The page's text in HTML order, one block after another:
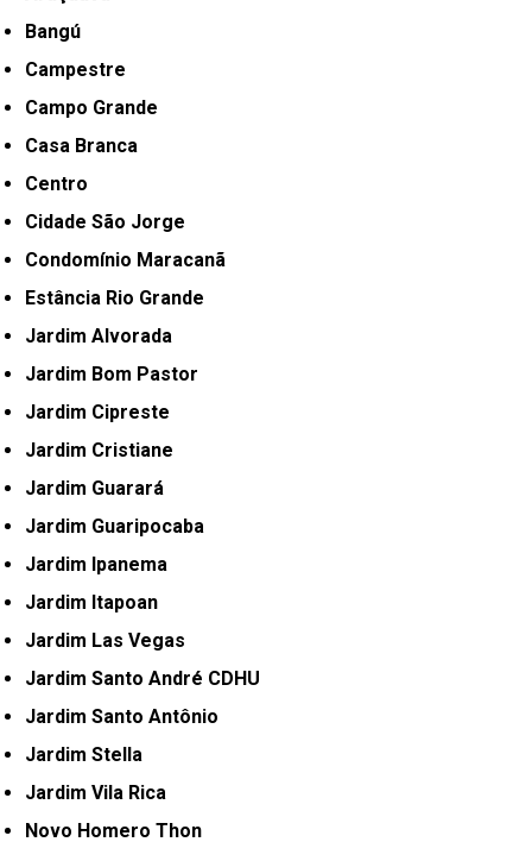
Bangú
Campestre
Campo Grande
Casa Branca
Centro
Cidade São Jorge
Condomínio Maracanã
Estância Rio Grande
Jardim Alvorada
Jardim Bom Pastor
Jardim Cipreste
Jardim Cristiane
Jardim Guarará
Jardim Guaripocaba
Jardim Ipanema
Jardim Itapoan
Jardim Las Vegas
Jardim Santo André CDHU
Jardim Santo Antônio
Jardim Stella
Jardim Vila Rica
Novo Homero Thon